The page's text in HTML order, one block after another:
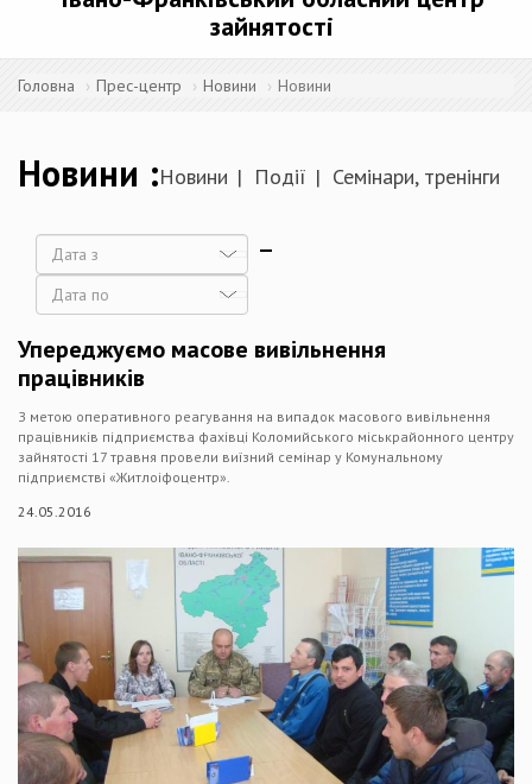
зайнятості
Головна Прес-центр Новини Новини
Новини Новини Події Семінари, тренінги
Дата
Упереджуємо масове вивільнення
працівників
З метою оперативного реагування на випадок масового вивільнення
працівників підприємства фахівці Коломийського міськрайонного центру
зайнятості 17 травня провели виїзний семінар у Комунальному
підприємстві «Житлоіфоцентр».
24.05.2016